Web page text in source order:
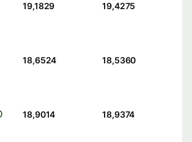
19,1829 19,4275
18,6524 18,5360
18,9014 18,9374